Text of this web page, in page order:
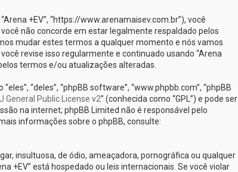
+EV”, “https://www.arenamaisev.com.br”), você
não concorde em estar legalmente respaldado pelos
mudar estes termos a qualquer momento e nós vamos
revise isso regularmente e continuado usando “Arena
termos e/ou atualizações alteradas.
“deles”, “phpBB software”, “www.phpbb.com”, “phpBB
General Public License v2” (conhecida como “GPL”) e pode ser
na internet; phpBB Limited não é responsável pelo
informações sobre o phpBB, consulte:
insultuosa, de ódio, ameaçadora, pornográfica ou qualquer
+EV” está hospedado ou leis internacionais. Se você violar